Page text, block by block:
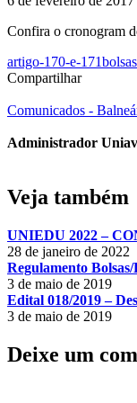
Confira o cronogram
artigo-170-e-171bolsas
Compartilhar
Comunicados -
Administrador
Veja também
UNIEDU 2022 –
28 de janeiro de 2022
Regulamento Bolsas/
3 de maio de 2019
Edital 018/2019 –
3 de maio de 2019
Deixe um